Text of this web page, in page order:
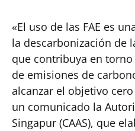
«El uso de las FAE es
la descarbonización de
que contribuya en
de emisiones de
alcanzar el objetivo
un comunicado la
Singapur (CAAS), que